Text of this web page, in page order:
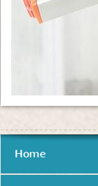
Home